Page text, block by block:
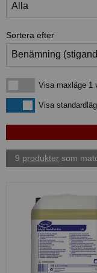
Sortera efter
Visa maxläge 1 vara/rad
Visa maxläge 1
Visa standardläge
Visa
9 produkter som